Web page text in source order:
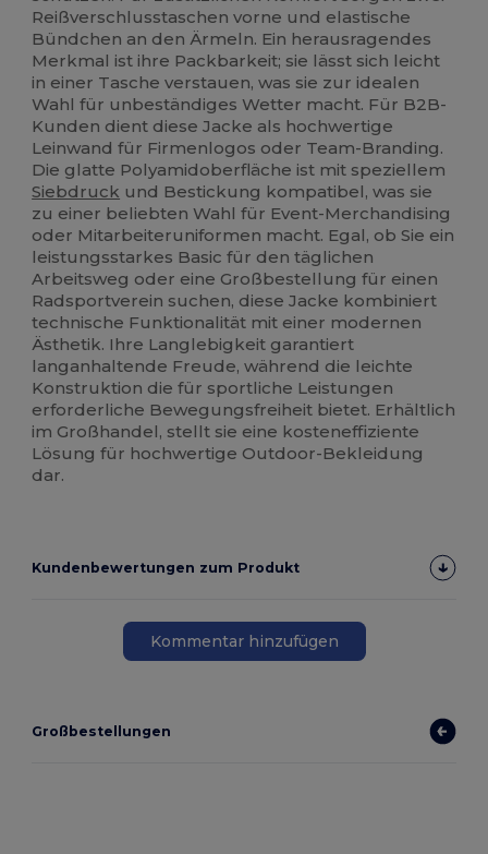
Reißverschlusstaschen vorne und elastische
Bündchen an den Ärmeln. Ein herausragendes
Merkmal ist ihre Packbarkeit; sie lässt sich leicht
in einer Tasche verstauen, was sie zur idealen
Wahl für unbeständiges Wetter macht. Für B2B-
Kunden dient diese Jacke als hochwertige
Leinwand für Firmenlogos oder Team-Branding.
Die glatte Polyamidoberfläche ist mit speziellem
Siebdruck und Bestickung kompatibel, was sie
zu einer beliebten Wahl für Event-Merchandising
oder Mitarbeiteruniformen macht. Egal, ob Sie ein
leistungsstarkes Basic für den täglichen
Arbeitsweg oder eine Großbestellung für einen
Radsportverein suchen, diese Jacke kombiniert
technische Funktionalität mit einer modernen
Ästhetik. Ihre Langlebigkeit garantiert
langanhaltende Freude, während die leichte
Konstruktion die für sportliche Leistungen
erforderliche Bewegungsfreiheit bietet. Erhältlich
im Großhandel, stellt sie eine kosteneffiziente
Lösung für hochwertige Outdoor-Bekleidung
dar.
Kundenbewertungen zum Produkt
Kommentar hinzufügen
Großbestellungen